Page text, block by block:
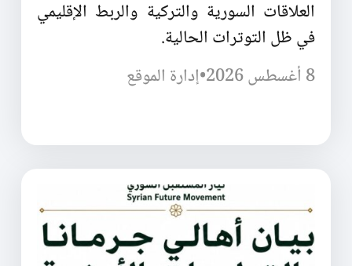
العلاقات السورية والتركية والربط الإقليمي
في ظل التوترات الحالية.
8 أغسطس 2026
•إدارة الموقع